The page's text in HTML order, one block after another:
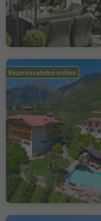
Rezervovatelné online